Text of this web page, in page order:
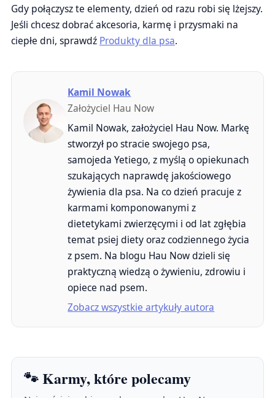
Gdy połączysz te elementy, dzień od razu robi się lżejszy.
Jeśli chcesz dobrać akcesoria, karmę i przysmaki na
ciepłe dni, sprawdź Produkty dla psa.
Kamil Nowak
Założyciel Hau Now
Kamil Nowak, założyciel Hau Now. Markę
stworzył po stracie swojego psa,
samojeda Yetiego, z myślą o opiekunach
szukających naprawdę jakościowego
żywienia dla psa. Na co dzień pracuje z
karmami komponowanymi z
dietetykami zwierzęcymi i od lat zgłębia
temat psiej diety oraz codziennego życia
z psem. Na blogu Hau Now dzieli się
praktyczną wiedzą o żywieniu, zdrowiu i
opiece nad psem.
Zobacz wszystkie artykuły autora
🐾 Karmy, które polecamy